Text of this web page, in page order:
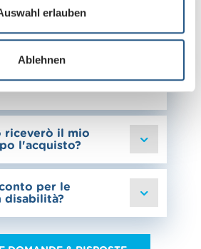
erlauben
Ablehnen
a metà
generale
acquistare i
riceverò il mio
l'acquisto?
per le
disabilità?